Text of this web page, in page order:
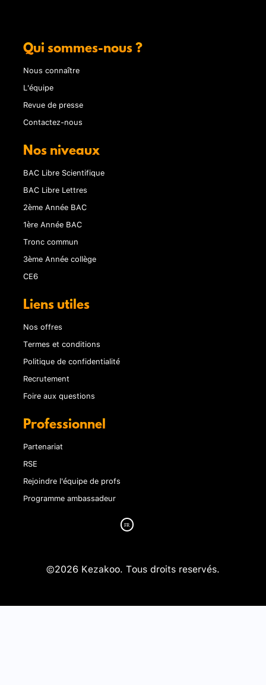
Qui sommes-nous ?
Nous connaître
L'équipe
Revue de presse
Contactez-nous
Nos niveaux
BAC Libre Scientifique
BAC Libre Lettres
2ème Année BAC
1ère Année BAC
Tronc commun
3ème Année collège
CE6
Liens utiles
Nos offres
Termes et conditions
Politique de confidentialité
Recrutement
Foire aux questions
Professionnel
Partenariat
RSE
Rejoindre l'équipe de profs
Programme ambassadeur
©2026 Kezakoo. Tous droits reservés.